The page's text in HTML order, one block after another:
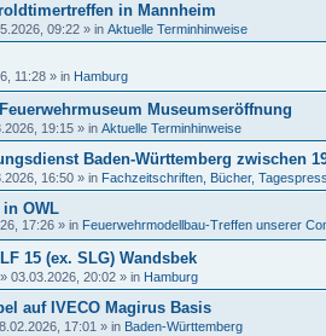
in Mannheim
09:22 » in Aktuelle Terminhinweise
11:28 » in Hamburg
Museumseröffnung
19:15 » in Aktuelle Terminhinweise
Baden-Württemberg zwischen
16:50 » in Fachzeitschriften, Bücher,
OWL
17:26 » in Feuerwehrmodellbau-Treffen unserer
15 (ex. SLG) Wandsbek
» 03.03.2026, 20:02 » in Hamburg
auf IVECO Magirus Basis
17:01 » in Baden-Württemberg